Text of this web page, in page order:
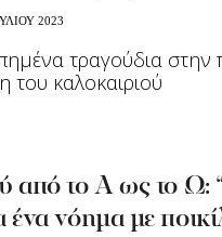
2023
τραγούδια στην
του καλοκαιριού
από το Α ως το Ω:
νόημα με